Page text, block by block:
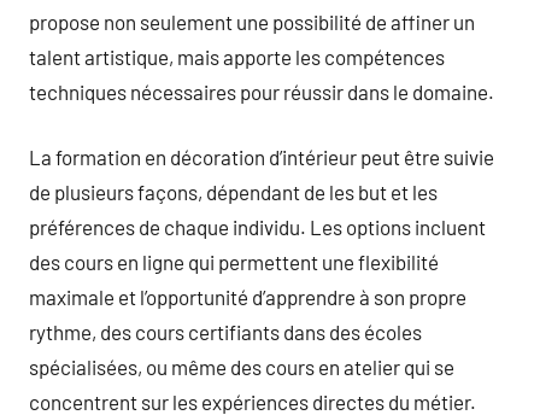
propose non seulement une possibilité de affiner un
talent artistique, mais apporte les compétences
techniques nécessaires pour réussir dans le domaine.
La formation en décoration d’intérieur peut être suivie
de plusieurs façons, dépendant de les but et les
préférences de chaque individu. Les options incluent
des cours en ligne qui permettent une flexibilité
maximale et l’opportunité d’apprendre à son propre
rythme, des cours certifiants dans des écoles
spécialisées, ou même des cours en atelier qui se
concentrent sur les expériences directes du métier.